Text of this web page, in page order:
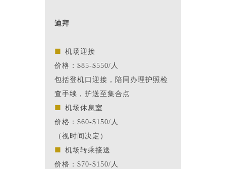
迪拜
■ 机场迎接
价格：$85-$550/人
包括登机口迎接，陪同办理护照检
查手续，护送至集合点
■ 机场休息室
价格：$60-$150/人
（视时间决定）
■ 机场转乘接送
价格：$70-$150/人